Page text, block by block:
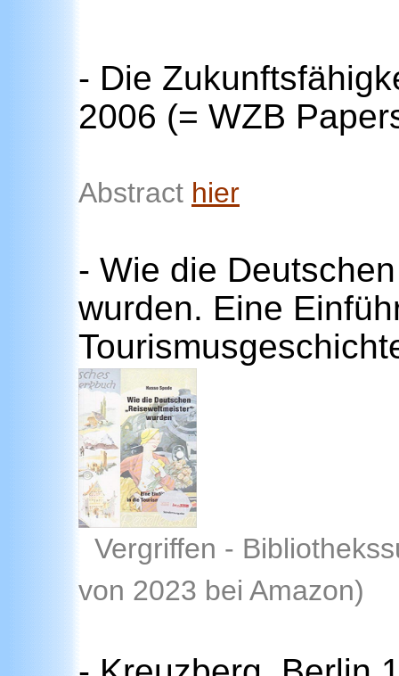
- Die
2006 (= WZB
Abstract hier
- Wie die
wurden. Eine
Tourismus
Vergriffen -
von 2023 bei Amazon)